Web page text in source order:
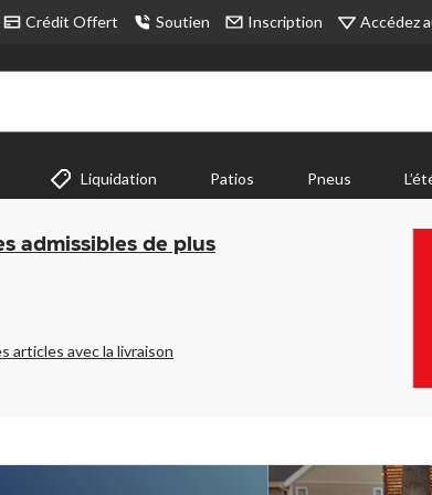
Crédit Offert Soutien Inscription Accédez
Liquidation Patios Pneus
admissibles de plus
articles avec la livraison